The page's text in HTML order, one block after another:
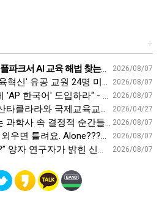
+
2026/08/07
교육 해법 찾는다 - 스트레이트뉴스
2026/08/07
교원 24명 미국 연수 - 연합뉴스
2026/08/07
어' 도입하라“ - 재외동포신문
2026/04/27
트너십 회의 개최:경인투데이뉴스 - 경인투데이뉴스
2026/08/07
학적 통찰 : 생각하는 청소년을 위한 과학 시리즈 1부(feat.박문호 박사)
2026/08/07
Alone????By myself????On my own
2026/08/07
| 이정현 KIST 양자기술연구단 선임연구원 | 양자 컴퓨터 인생 | 세바시 2121회